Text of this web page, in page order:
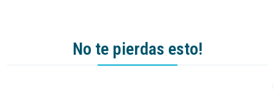
No te pierdas esto!